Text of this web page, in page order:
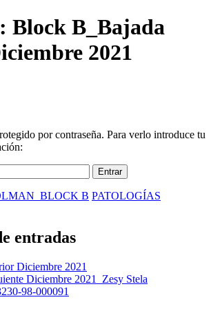
Block B_Bajada
2021
por contraseña. Para verlo introduce tu
B PATOLOGÍAS
entradas
Diciembre 2021
Diciembre 2021_Zesy Stela
98-000091